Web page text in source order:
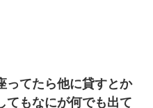
ってたら他に貸すとか
てもなにが何でも出て